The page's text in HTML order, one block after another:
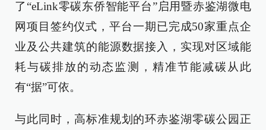
了“eLink零碳东侨智能平台”启用暨赤鉴湖微电
网项目签约仪式，平台一期已完成50家重点企
业及公共建筑的能源数据接入，实现对区域能
耗与碳排放的动态监测，精准节能减碳从此
有“据”可依。
与此同时，高标准规划的环赤鉴湖零碳公园正